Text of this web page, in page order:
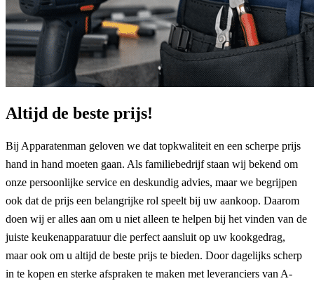
Altijd de beste prijs!
Bij Apparatenman geloven we dat topkwaliteit en een scherpe prijs
hand in hand moeten gaan. Als familiebedrijf staan wij bekend om
onze persoonlijke service en deskundig advies, maar we begrijpen
ook dat de prijs een belangrijke rol speelt bij uw aankoop. Daarom
doen wij er alles aan om u niet alleen te helpen bij het vinden van de
juiste keukenapparatuur die perfect aansluit op uw kookgedrag,
maar ook om u altijd de beste prijs te bieden. Door dagelijks scherp
in te kopen en sterke afspraken te maken met leveranciers van A-